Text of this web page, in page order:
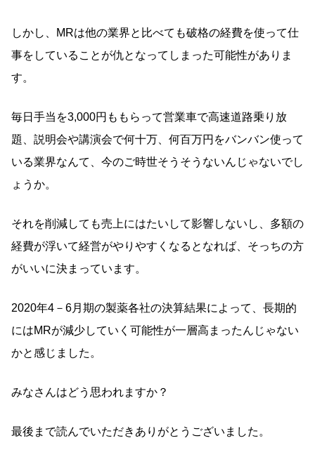
しかし、MRは他の業界と比べても破格の経費を使って仕
事をしていることが仇となってしまった可能性がありま
す。
毎日手当を3,000円ももらって営業車で高速道路乗り放
題、説明会や講演会で何十万、何百万円をバンバン使って
いる業界なんて、今のご時世そうそうないんじゃないでし
ょうか。
それを削減しても売上にはたいして影響しないし、多額の
経費が浮いて経営がやりやすくなるとなれば、そっちの方
がいいに決まっています。
2020年4－6月期の製薬各社の決算結果によって、長期的
にはMRが減少していく可能性が一層高まったんじゃない
かと感じました。
みなさんはどう思われますか？
最後まで読んでいただきありがとうございました。